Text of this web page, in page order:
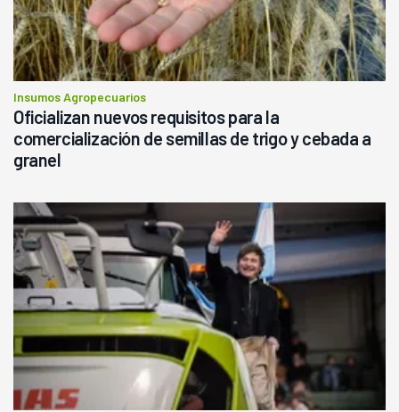
Insumos Agropecuarios
Oficializan nuevos requisitos para la
comercialización de semillas de trigo y cebada a
granel